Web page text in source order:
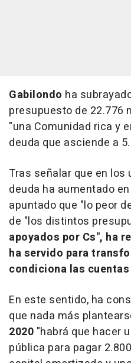
Gabilondo ha
presupuesto de 22.776
"una Comunidad rica y
deuda que asciende a
Tras señalar que en
deuda ha aumentado
apuntado que "lo peor
de "los distintos
apoyados por Cs", ha
ha servido para
condiciona las
En este sentido, ha
que nada más
2020 "habrá que hacer
pública para pagar